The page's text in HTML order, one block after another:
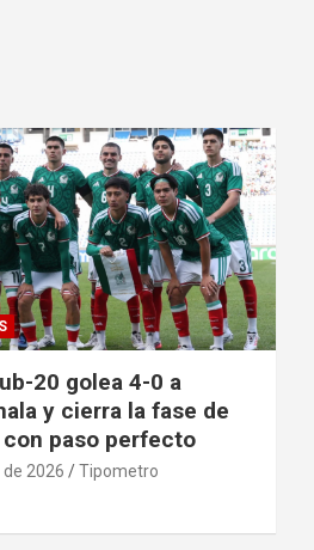
20 golea 4-0 a
y cierra la fase de
paso perfecto
de 2026 Tipometro